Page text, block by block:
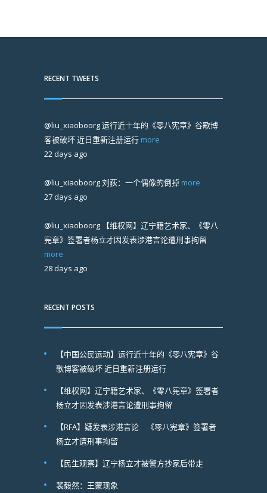
RECENT TWEETS
@liu_xiaoboorg运行近十年的《零八宪章》谷歌博
客被破坏 近日重新注册运行 more
22 days ago
@liu_xiaoboorg刘荻：一个偶像的倒掉 more
27 days ago
@liu_xiaoboorg 【维权网】辽宁籍艺术家、《零八
宪章》签署者杨立才因发表涉港言论遭刑事拘留
more
28 days ago
RECENT POSTS
【中国公民运动】运行近十年的《零八宪章》谷
歌博客被破坏 近日重新注册运行
【维权网】辽宁籍艺术家、《零八宪章》签署者
杨立才因发表涉港言论遭刑事拘留
【RFA】疑发表涉港言论 《零八宪章》签署者
杨立才遭刑事拘留
【民生观察】辽宁杨立才被警方抄家后带走
裴毅然：王蒙现象